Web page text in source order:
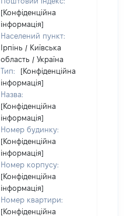
[Конфіденційна
інформація]
Населений пункт:
Ірпінь / Київська
область / Україна
Тип:
[Конфіденційна
інформація]
Назва:
[Конфіденційна
інформація]
Номер будинку:
[Конфіденційна
інформація]
Номер корпусу:
[Конфіденційна
інформація]
Номер квартири:
[Конфіденційна